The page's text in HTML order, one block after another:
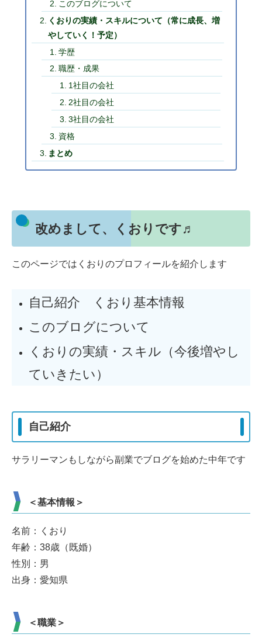
このブログについて
くおりの実績・スキルについて（常に成長、増
やしていく！予定）
学歴
職歴・成果
1社目の会社
2社目の会社
3社目の会社
資格
まとめ
改めまして、くおりです♬
このページではくおりのプロフィールを紹介します
自己紹介 くおり基本情報
このブログについて
くおりの実績・スキル（今後増やし
ていきたい）
自己紹介
サラリーマンもしながら副業でブログを始めた中年です
＜基本情報＞
名前：くおり
年齢：38歳（既婚）
性別：男
出身：愛知県
＜職業＞